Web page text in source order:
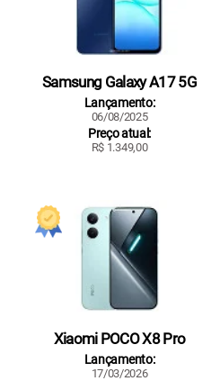
Samsung Galaxy A17 5G
Lançamento:
06/08/2025
Preço atual:
R$ 1.349,00
Xiaomi POCO X8 Pro
Lançamento:
17/03/2026